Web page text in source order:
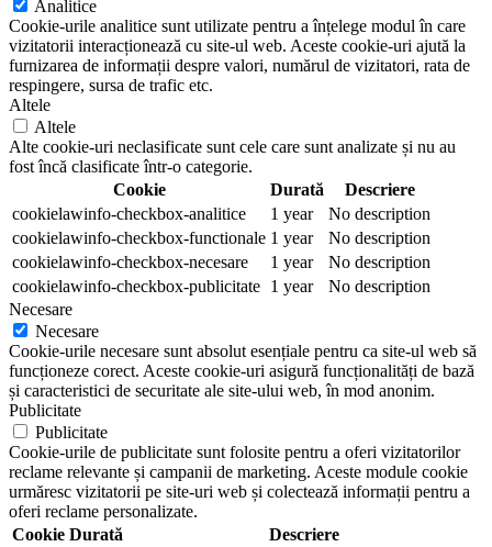
Analitice
Cookie-urile analitice sunt utilizate pentru a înțelege modul în care
vizitatorii interacționează cu site-ul web. Aceste cookie-uri ajută la
furnizarea de informații despre valori, numărul de vizitatori, rata de
respingere, sursa de trafic etc.
Altele
Altele
Alte cookie-uri neclasificate sunt cele care sunt analizate și nu au
fost încă clasificate într-o categorie.
Cookie
Durată
Descriere
cookielawinfo-checkbox-analitice
1 year
No description
cookielawinfo-checkbox-functionale 1 year
No description
cookielawinfo-checkbox-necesare
1 year
No description
cookielawinfo-checkbox-publicitate 1 year
No description
Necesare
Necesare
Cookie-urile necesare sunt absolut esențiale pentru ca site-ul web să
funcționeze corect. Aceste cookie-uri asigură funcționalități de bază
și caracteristici de securitate ale site-ului web, în mod anonim.
Publicitate
Publicitate
Cookie-urile de publicitate sunt folosite pentru a oferi vizitatorilor
reclame relevante și campanii de marketing. Aceste module cookie
urmăresc vizitatorii pe site-uri web și colectează informații pentru a
oferi reclame personalizate.
Cookie Durată Descriere